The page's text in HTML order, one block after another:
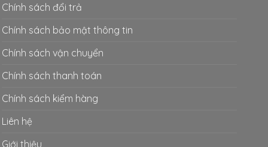
Chính sách đổi trả
Chính sách bảo mật thông tin
Chính sách vận chuyển
Chính sách thanh toán
Chính sách kiểm hàng
Liên hệ
Giới thiệu